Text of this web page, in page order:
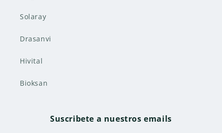
Solaray
Drasanvi
Hivital
Bioksan
Suscribete a nuestros emails